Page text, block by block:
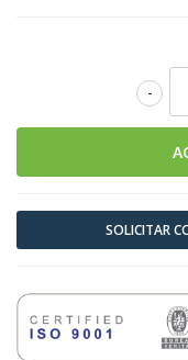
-
SOLICITAR